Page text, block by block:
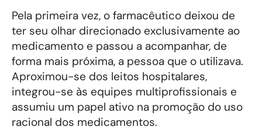
Pela primeira vez, o farmacêutico deixou de
ter seu olhar direcionado exclusivamente ao
medicamento e passou a acompanhar, de
forma mais próxima, a pessoa que o utilizava.
Aproximou-se dos leitos hospitalares,
integrou-se às equipes multiprofissionais e
assumiu um papel ativo na promoção do uso
racional dos medicamentos.